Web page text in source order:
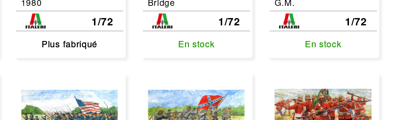
1/72
Plus fabriqué
Plus fabriqué
1/72
En stock
En stock
1/72
En stock
En stock